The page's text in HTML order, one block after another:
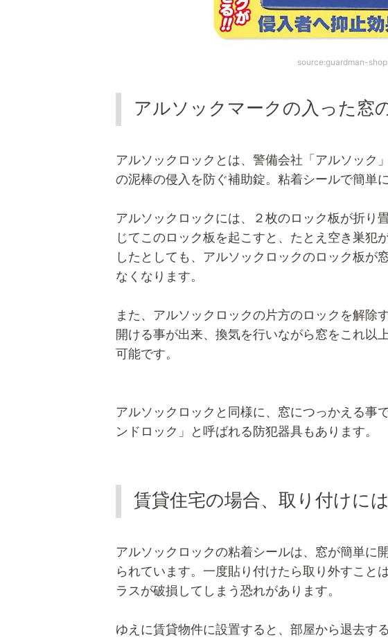
source:guardman-
アルソックマークの入った窓
アルソックロックとは、警備会社「アルソック
の泥棒の侵入を防ぐ補助錠。粘着シールで簡単
アルソックロックには、２枚のロック板が折り
じてこのロック板を起こすと、たとえ空き巣犯
したとしても、アルソックロックのロック板が
なくなります。
また、アルソックロックの片方のロックを解除
開ける事が出来、換気を行いながら窓をこれ以
可能です。
アルソックロックと同様に、窓につっかえる事
ンドロック」と呼ばれる防犯器具もあります。
賃貸住宅の場合、取り付けに
アルソックロックの粘着シールは、窓が簡単に
られています。一度貼り付けたら取り外すこと
ラスが破損してしまう恐れがあります。
ゆえに賃貸物件に設置すると、部屋から退去す